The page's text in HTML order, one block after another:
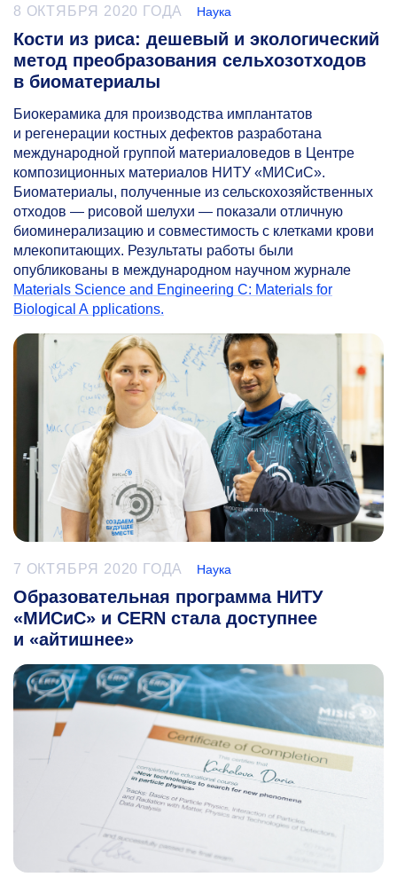
8 ОКТЯБРЯ 2020 ГОДА Наука
Кости из риса: дешевый и экологический
метод преобразования сельхозотходов
в биоматериалы
Биокерамика для производства имплантатов
и регенерации костных дефектов разработана
международной группой материаловедов в Центре
композиционных материалов НИТУ «МИСиС».
Биоматериалы, полученные из сельскохозяйственных
отходов — рисовой шелухи — показали отличную
биоминерализацию и совместимость с клетками крови
млекопитающих. Результаты работы были
опубликованы в международном научном журнале
Materials Science and Engineering C: Materials for
Biological A pplications.
7 ОКТЯБРЯ 2020 ГОДА Наука
Образовательная программа НИТУ
«МИСиС» и CERN стала доступнее
и «айтишнее»